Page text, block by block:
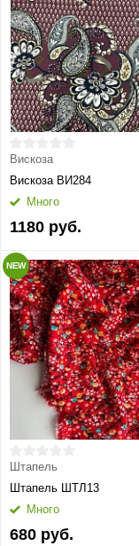
Вискоза
Вискоза ВИ284
Много
1180 руб.
NEW
Штапель
Штапель ШТЛ13
Много
680 руб.